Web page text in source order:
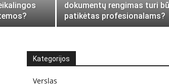
dokumentų rengimas turi
patikėtas profesionalams?
Kategorijos
Verslas